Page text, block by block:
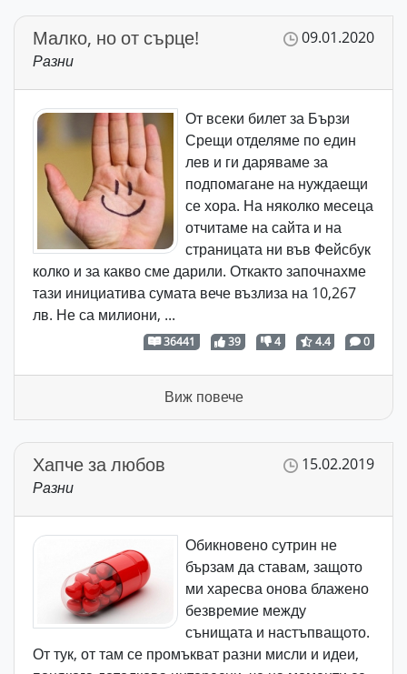
09.01.2020
Малко, но от сърце!
Разни
От всеки билет за Бързи
Срещи отделяме по един
лев и ги даряваме за
подпомагане на нуждаещи
се хора. На няколко месеца
отчитаме на сайта и на
страницата ни във Фейсбук
колко и за какво сме дарили. Откакто започнахме
тази инициатива сумата вече възлиза на 10,267
лв. Не са милиони, ...
36441 39 4 4.4 0
Виж повече
15.02.2019
Хапче за любов
Разни
Обикновено сутрин не
бързам да ставам, защото
ми харесва онова блажено
безвремие между
сънищата и настъпващото.
От тук, от там се промъкват разни мисли и идеи,